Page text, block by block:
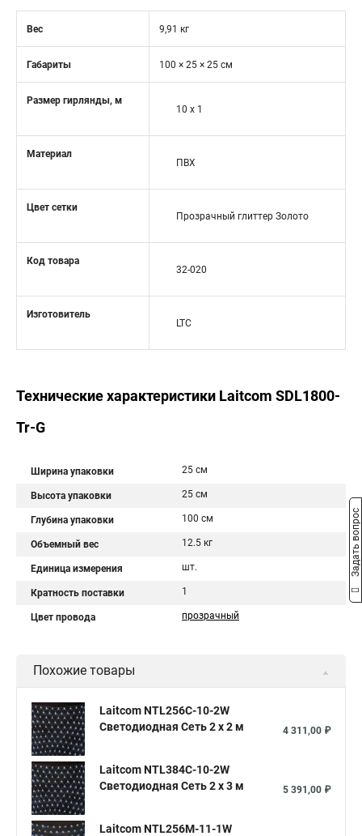
Вес 9,91 кг
Габариты 100 × 25 × 25 см
Размер гирлянды, м
10 x 1
Материал
ПВХ
Цвет сетки
Прозрачный глиттер Золото
Код товара
32-020
Изготовитель
LTC
Технические характеристики Laitcom SDL1800-
Tr-G
Ширина упаковки 25 см
Высота упаковки 25 см
Глубина упаковки 100 см
Объемный вес 12.5 кг
Единица измерения шт.
Кратность поставки 1
Цвет провода прозрачный
Похожие товары
Laitcom NTL256C-10-2W
Светодиодная Сеть 2 x 2 м
4 311,00 ₽
Laitcom NTL384C-10-2W
Светодиодная Сеть 2 x 3 м
5 391,00 ₽
Laitcom NTL256M-11-1W
Задать вопрос